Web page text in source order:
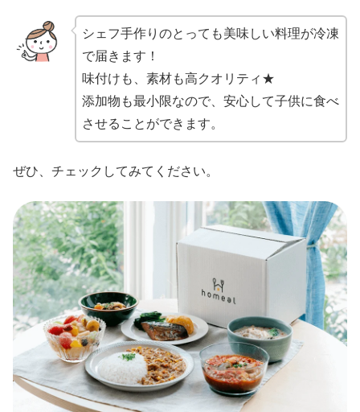
シェフ手作りのとっても美味しい料理が冷凍
で届きます！
味付けも、素材も高クオリティ★
添加物も最小限なので、安心して子供に食べ
させることができます。
ぜひ、チェックしてみてください。